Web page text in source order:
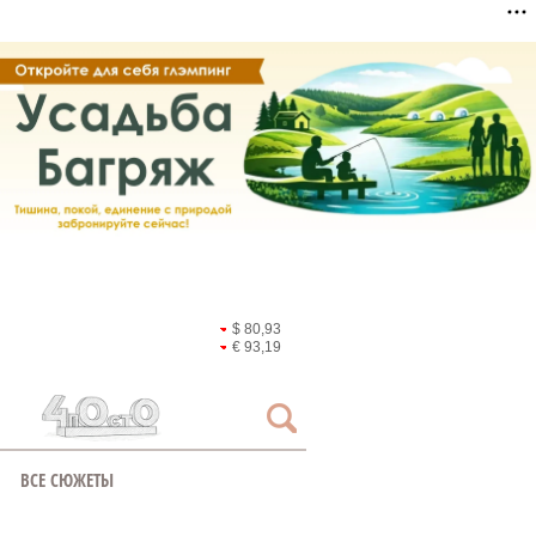
$ 80,93
€ 93,19
ВСЕ СЮЖЕТЫ